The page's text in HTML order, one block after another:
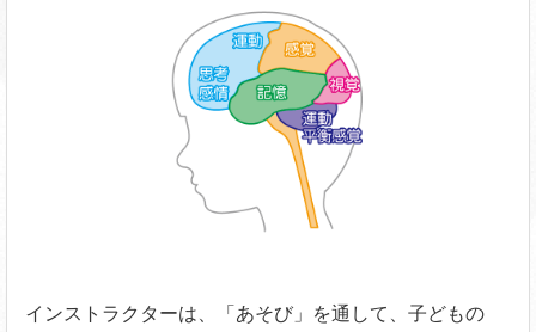
インストラクターは、「あそび」を通して、子どもの